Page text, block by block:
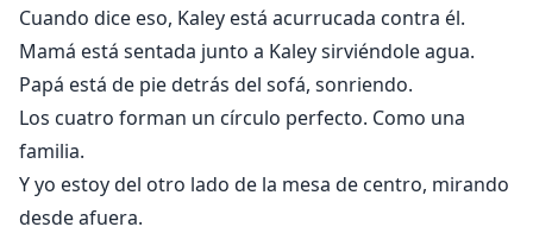
Cuando dice eso, Kaley está acurrucada contra él.
Mamá está sentada junto a Kaley sirviéndole agua.
Papá está de pie detrás del sofá, sonriendo.
Los cuatro forman un círculo perfecto. Como una
familia.
Y yo estoy del otro lado de la mesa de centro, mirando
desde afuera.